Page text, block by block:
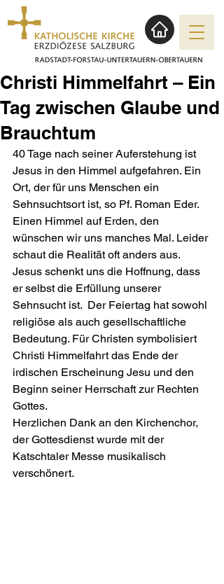
Christi Himmelfahrt – Ein
Tag zwischen Glaube und
Brauchtum
40 Tage nach seiner Auferstehung ist
Jesus in den Himmel aufgefahren. Ein
Ort, der für uns Menschen ein
Sehnsuchtsort ist, so Pf. Roman Eder.
Einen Himmel auf Erden, den
wünschen wir uns manches Mal. Leider
schaut die Realität oft anders aus.
Jesus schenkt uns die Hoffnung, dass
er selbst die Erfüllung unserer
Sehnsucht ist.  Der Feiertag hat sowohl
religiöse als auch gesellschaftliche
Bedeutung. Für Christen symbolisiert
Christi Himmelfahrt das Ende der
irdischen Erscheinung Jesu und den
Beginn seiner Herrschaft zur Rechten
Gottes.
Herzlichen Dank an den Kirchenchor,
der Gottesdienst wurde mit der
Katschtaler Messe musikalisch
verschönert.